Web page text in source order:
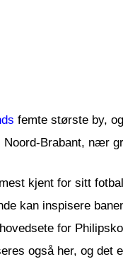
femte største by,
Brabant, nær
kjent for sitt
kan inspisere
for
også her, og